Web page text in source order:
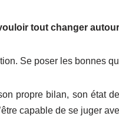
tout changer
Se poser les bonnes
propre bilan, son état
capable de se juger